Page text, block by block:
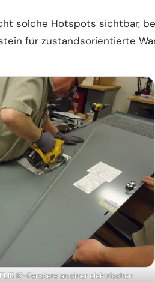
solche Hotspots sichtbar,
für zustandsorientierte
IR-Fensters an einer elektrischen